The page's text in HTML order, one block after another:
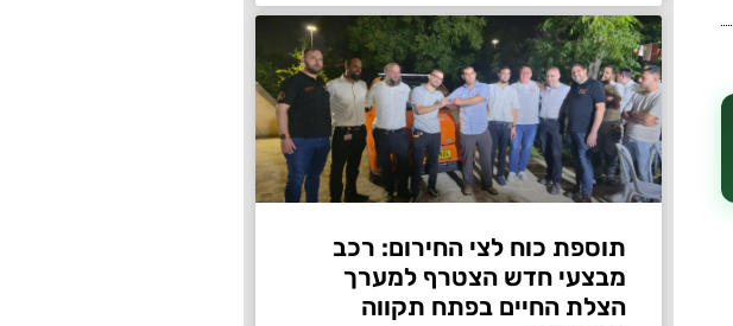
תוספת כוח לצי החירום: רכב
מבצעי חדש הצטרף למערך
הצלת החיים בפתח תקווה